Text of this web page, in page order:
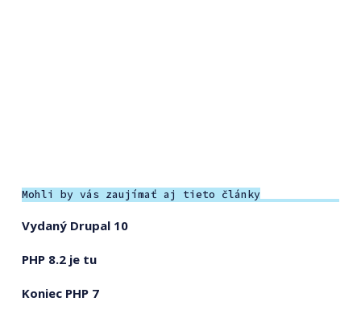
Mohli by vás zaujímať aj tieto články
Vydaný Drupal 10
PHP 8.2 je tu
Koniec PHP 7